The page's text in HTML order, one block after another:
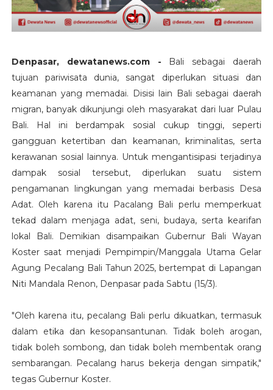
Denpasar, dewatanews.com - Bali sebagai daerah
tujuan pariwisata dunia, sangat diperlukan situasi dan
keamanan yang memadai. Disisi lain Bali sebagai daerah
migran, banyak dikunjungi oleh masyarakat dari luar Pulau
Bali. Hal ini berdampak sosial cukup tinggi, seperti
gangguan ketertiban dan keamanan, kriminalitas, serta
kerawanan sosial lainnya. Untuk mengantisipasi terjadinya
dampak sosial tersebut, diperlukan suatu sistem
pengamanan lingkungan yang memadai berbasis Desa
Adat. Oleh karena itu Pacalang Bali perlu memperkuat
tekad dalam menjaga adat, seni, budaya, serta kearifan
lokal Bali. Demikian disampaikan Gubernur Bali Wayan
Koster saat menjadi Pempimpin/Manggala Utama Gelar
Agung Pecalang Bali Tahun 2025, bertempat di Lapangan
Niti Mandala Renon, Denpasar pada Sabtu (15/3).
"Oleh karena itu, pecalang Bali perlu dikuatkan, termasuk
dalam etika dan kesopansantunan. Tidak boleh arogan,
tidak boleh sombong, dan tidak boleh membentak orang
sembarangan. Pecalang harus bekerja dengan simpatik,"
tegas Gubernur Koster.